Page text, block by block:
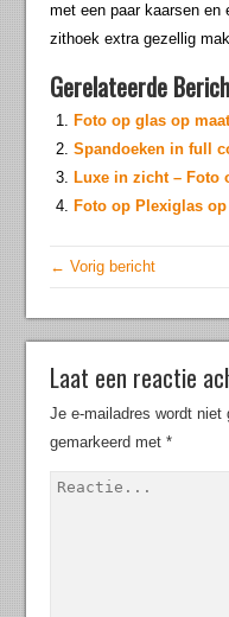
met een paar kaarsen en
zithoek extra gezellig
Gerelateerde
Foto op glas op
Spandoeken in full
Luxe in zicht – Foto
Foto op Plexiglas
← Vorig bericht
Laat een reactie
Je e-mailadres wordt niet
gemarkeerd met*